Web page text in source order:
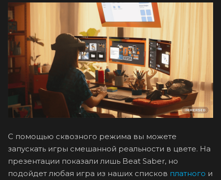
С помощью сквозного режима вы можете
запускать игры смешанной реальности в цвете. На
презентации показали лишь Beat Saber, но
подойдет любая игра из наших списков платного и